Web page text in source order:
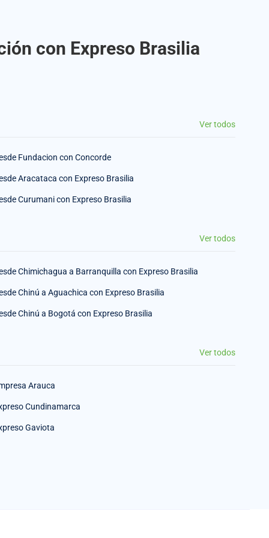
con Expreso Brasilia
Ver todos
Fundacion con Concorde
Aracataca con Expreso Brasilia
Curumani con Expreso Brasilia
Ver todos
Chimichagua a Barranquilla con Expreso Brasilia
Chinú a Aguachica con Expreso Brasilia
Chinú a Bogotá con Expreso Brasilia
Ver todos
Arauca
Cundinamarca
Gaviota